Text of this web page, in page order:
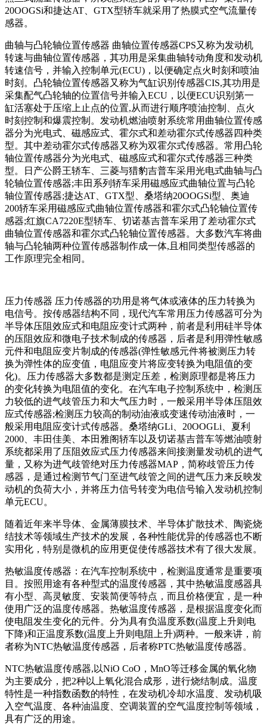
20OOGSi和捷达AT、GTX型轿车就采用了热膜式空气流量传
感器。
曲轴与凸轮轴位置传感器 曲轴位置传感器CPS又称为发动机
转速与曲轴位置传感器，其功用是采集曲轴转动角度和发动机
转速信号，并输入控制单元(ECU)，以便确定点火时刻和喷油
时刻。凸轮轴位置传感器又称为气缸识别传感器CIS,其功用是
采集配气凸轮轴的位置信号并输入ECU，以便ECU识别第一
缸活塞处于压缩上止点的位置,从而进行顺序喷油控制、点火
时刻控制和爆震控制。发动机燃油喷射系统常用曲轴位置传感
器分为光电式、磁感应式、霍尔式和差动霍尔式传感器四种类
型。其中差动霍尔式传感器又称为双霍尔式传感器。常用凸轮
轴位置传感器分为光电式、磁感应式和霍尔式传感器三种类
型。日产公爵王轿车、三菱与猎豹吉普车采用光电式曲轴与凸
轮轴位置传感器;丰田系列轿车采用磁感应式曲轴位置与凸轮
轴位置传感器;捷达AT、GTX型、桑塔纳20OOGSi型、奥迪
200轿车采用磁感应式曲轴位置传感器和霍尔式凸轮轴位置传
感器;红旗CA7220E型轿车、切诺基吉普车采用了差动霍尔式
曲轴位置传感器和霍尔式凸轮轴位置传感器。大多数汽车将曲
轴与凸轮轴两种位置传感器制作成一体,且相同类型传感器的
工作原理完全相同。
压力传感器 压力传感器的功用是将气体或液体的压力转换为
电信号。按传感器结构不同，现代汽车常用压力传感器可分为
半导体压阻效应式和电阻应变计式两种，前者是利用硅半导体
的压阻效应和微电子技术制成的传感器，后者是利用弹性敏感
元件和电阻应变片制成的传感器(弹性敏感元件将被测压力转
换为弹性体的应变值，电阻应变片将应变转换为电阻值的变
化)。压力传感器大多数都是测定压差，检测原理都是将压力
的变化转换为电阻值的变化。在汽车电子控制系统中，检测压
力较低的进气歧管压力和大气压力时，一般采用半导体压阻效
应式传感器;检测压力较高的制动油液或变速传动油液时，一
般采用电阻应变计式传感器。桑塔纳GLi、20OOGLi、夏利
2000、丰田佳美、本田雅阁轿车以及切诺基吉普车等燃油喷射
系统都采用了压阻效应式压力传感器来间接测量发动机的进气
量，又称为进气歧管绝对压力传感器MAP，简称歧管压力传
感器，是通过检测节气门至进气歧管之间的进气压力来反映发
动机的负荷大小，并将压力信号转变为电信号输入发动机控制
单元ECU。
随着近年来半导体、金属薄膜技术、半导体扩散技术、陶瓷烧
结技术等领域生产技术的发展，各种性能优异的传感器也不断
实用化，特别是微机的应用更促使传感器技术有了很大发展。
热敏温度传感器：在汽车控制系统中，检测温度通常是重要项
目。按照用途有各种型式的温度传感器，其中热敏温度感器具
有小型、高灵敏度、安装简便等特点，而且价格便宜，是一种
使用广泛的温度传感器。热敏温度传感器，是根据温度变化而
使电阻发生变化的元件。分为具有负温度系数(温度上升则电
下降)和正温度系数(温度上升则电阻上升)两种。一般来讲，前
者称为NTC热敏温度传感器，后者称PTC热敏温度传感器。
NTC热敏温度传感器,以NiO CoO，MnO等迁移金属的氧化物
为主要成分，把2种以上氧化混合成形，进行烧结制成。温度
特性是一种指数函数的特性，在发动机冷却水温度、发动机吸
入空气温度、各种油温度、空调装置的空气温度控制等领域，
具有广泛的用途。